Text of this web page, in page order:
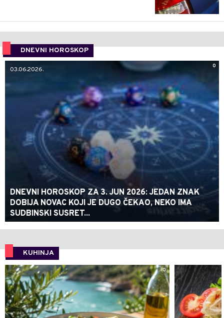
DNEVNI HOROSKOP
0
03.06.2026.
DNEVNI HOROSKOP ZA 3. JUN 2026: JEDAN ZNAK
DOBIJA NOVAC KOJI JE DUGO ČEKAO, NEKO IMA
SUDBINSKI SUSRET...
KUHINJA
0